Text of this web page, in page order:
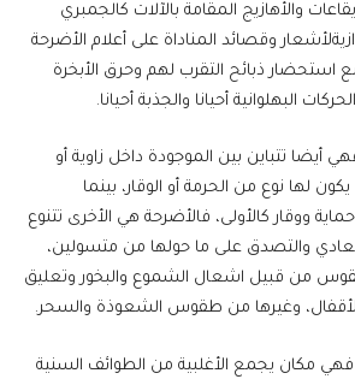
والأهازيج المقامة بالآلات كالجمبري
وقصائد المناداة على أعلام الأضرحة
استحضار ذبائح التقرب لهم وحرق الأبخرة
البهلوانية أحيانا والجذبة أحيانا.
أيضا تتباين بين الموجودة داخل زاوية أو
لها نوع من الحرمة أو الوقار، بينما
ووقار كالأولى، فالأضرحة هي الأخرى تتنوع
العادي والتصدق على ما حولها من متسولين،
من قبيل اشعال الشموع والبخور وتعليق
وغيرها من طقوس الشعوذة والسحر.
مكان يجمع الأغلبية من الطوائف السنية